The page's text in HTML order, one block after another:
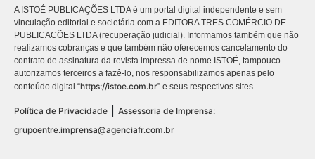
A ISTOÉ PUBLICAÇÕES LTDA é um portal digital independente e sem
vinculação editorial e societária com a EDITORA TRES COMÉRCIO DE
PUBLICACÕES LTDA (recuperação judicial). Informamos também que não
realizamos cobranças e que também não oferecemos cancelamento do
contrato de assinatura da revista impressa de nome ISTOÉ, tampouco
autorizamos terceiros a fazê-lo, nos responsabilizamos apenas pelo
conteúdo digital “https://istoe.com.br” e seus respectivos sites.
Política de Privacidade
Assessoria de Imprensa:
grupoentre.imprensa@agenciafr.com.br